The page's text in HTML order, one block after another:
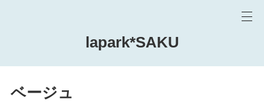
lapark*SAKU
ベージュ